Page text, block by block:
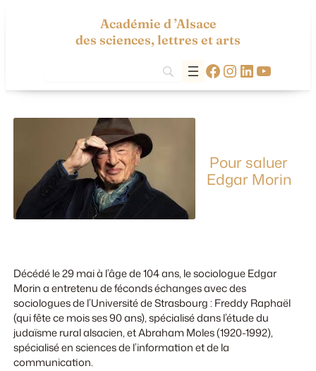
Académie d ’Alsace
des sciences, lettres et arts
Facebook
Instagram
LinkedIn
Pour saluer
Edgar Morin
Décédé le 29 mai à l’âge de 104 ans, le sociologue Edgar
Morin a entretenu de féconds échanges avec des
sociologues de l’Université de Strasbourg : Freddy Raphaël
(qui fête ce mois ses 90 ans), spécialisé dans l’étude du
judaïsme rural alsacien, et Abraham Moles (1920-1992),
spécialisé en sciences de l’information et de la
communication.